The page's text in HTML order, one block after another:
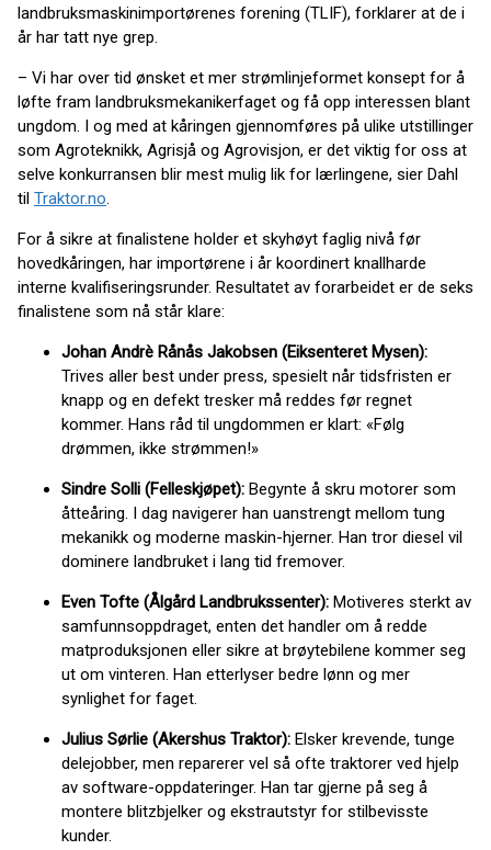
landbruksmaskinimportørenes forening (TLIF), forklarer at de i
år har tatt nye grep.
– Vi har over tid ønsket et mer strømlinjeformet konsept for å
løfte fram landbruksmekanikerfaget og få opp interessen blant
ungdom. I og med at kåringen gjennomføres på ulike utstillinger
som Agroteknikk, Agrisjå og Agrovisjon, er det viktig for oss at
selve konkurransen blir mest mulig lik for lærlingene, sier Dahl
til Traktor.no.
For å sikre at finalistene holder et skyhøyt faglig nivå før
hovedkåringen, har importørene i år koordinert knallharde
interne kvalifiseringsrunder. Resultatet av forarbeidet er de seks
finalistene som nå står klare:
Johan Andrè Rånås Jakobsen (Eiksenteret Mysen):
Trives aller best under press, spesielt når tidsfristen er
knapp og en defekt tresker må reddes før regnet
kommer. Hans råd til ungdommen er klart: «Følg
drømmen, ikke strømmen!»
Sindre Solli (Felleskjøpet): Begynte å skru motorer som
åtteåring. I dag navigerer han uanstrengt mellom tung
mekanikk og moderne maskin-hjerner. Han tror diesel vil
dominere landbruket i lang tid fremover.
Even Tofte (Ålgård Landbrukssenter): Motiveres sterkt av
samfunnsoppdraget, enten det handler om å redde
matproduksjonen eller sikre at brøytebilene kommer seg
ut om vinteren. Han etterlyser bedre lønn og mer
synlighet for faget.
Julius Sørlie (Akershus Traktor): Elsker krevende, tunge
delejobber, men reparerer vel så ofte traktorer ved hjelp
av software-oppdateringer. Han tar gjerne på seg å
montere blitzbjelker og ekstrautstyr for stilbevisste
kunder.